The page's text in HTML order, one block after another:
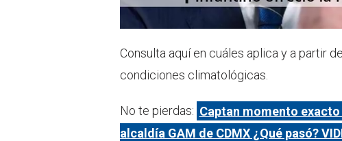
Consulta aquí en cuáles aplica y a partir
condiciones climatológicas.
No te pierdas: Captan momento
alcaldía GAM de CDMX ¿Qué pasó?